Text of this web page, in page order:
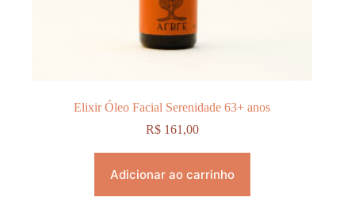
Elixir Óleo Facial Serenidade 63+ anos
R$161,00
Adicionar ao carrinho